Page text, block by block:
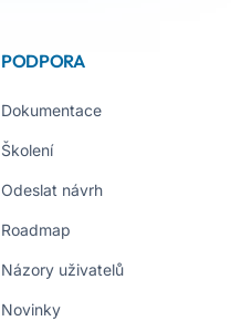
PODPORA
Dokumentace
Školení
Odeslat návrh
Roadmap
Názory uživatelů
Novinky